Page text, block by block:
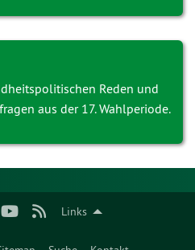
Links
Reden und
aus der 17. Wahlperiode.